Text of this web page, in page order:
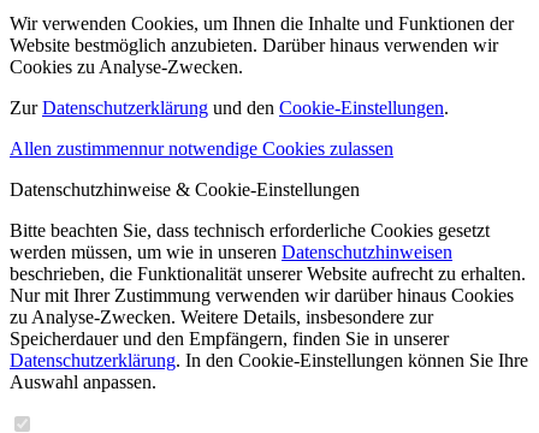
Wir verwenden Cookies, um Ihnen die Inhalte und Funktionen der
Website bestmöglich anzubieten. Darüber hinaus verwenden wir
Cookies zu Analyse-Zwecken.
ZurDatenschutzerklärung und den Cookie-Einstellungen.
Allen zustimmennur notwendige Cookies zulassen
Datenschutzhinweise & Cookie-Einstellungen
Bitte beachten Sie, dass technisch erforderliche Cookies gesetzt
werden müssen, um wie in unseren Datenschutzhinweisen
beschrieben, die Funktionalität unserer Website aufrecht zu erhalten.
Nur mit Ihrer Zustimmung verwenden wir darüber hinaus Cookies
zu Analyse-Zwecken. Weitere Details, insbesondere zur
Speicherdauer und den Empfängern, finden Sie in unserer
Datenschutzerklärung. In den Cookie-Einstellungen können Sie Ihre
Auswahl anpassen.